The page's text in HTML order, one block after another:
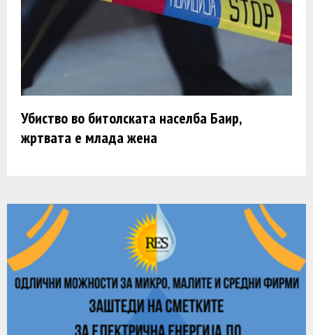
Убиство во битолската населба Баир,
жртвата е млада жена